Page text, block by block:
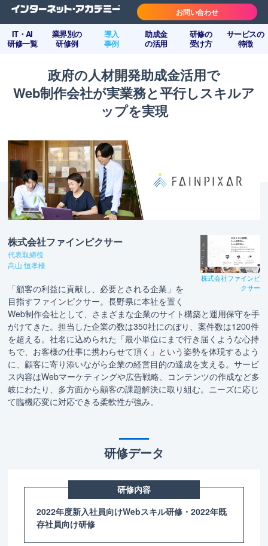
IT・AI
研修一覧
業界別の
研修例
導入
事例
助成金
の活用
研修の
受け方
サービスの
特徴
お問い合わせ
政府の人材開発助成金活用で
Web制作会社が実業務と平行しスキルア
ップを実現
株式会社ファインピ
クサー
株式会社ファインピクサー
代表取締役
高山 恒孝様
「顧客の利益に貢献し、必要とされる企業」を
目指すファインピクサー。長野県に本社を置く
Web制作会社として、さまざまな企業のサイト構築と運用保守を手
がけてきた。担当した企業の数は350社にのぼり、案件数は1200件
を超える。社名に込められた「最小単位にまで行き届くような心持
ちで、お客様の仕事に携わらせて頂く」という姿勢を体現するよう
に、顧客に寄り添いながら企業の経営目的の達成を支える。サービ
ス内容はWebマーケティングや広告戦略、コンテンツの作成など多
岐にわたり、多方面から顧客の課題解決に取り組む。ニーズに応じ
て臨機応変に対応できる柔軟性が強み。
研修データ
研修内容
2022年度新入社員向けWebスキル研修・2022年既
存社員向け研修